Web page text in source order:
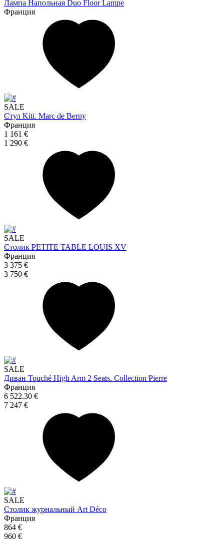
Лампа Напольная Duo Floor Lampe
Франция
SALE
Стул Kiti. Marc de Berny
Франция
1 161 €
1 290 €
SALE
Столик PETITE TABLE LOUIS XV
Франция
3 375 €
3 750 €
SALE
Диван Touché High Arm 2 Seats. Collection Pierre
Франция
6 522.30 €
7 247 €
SALE
Столик журнальный Art Déco
Франция
864 €
960 €